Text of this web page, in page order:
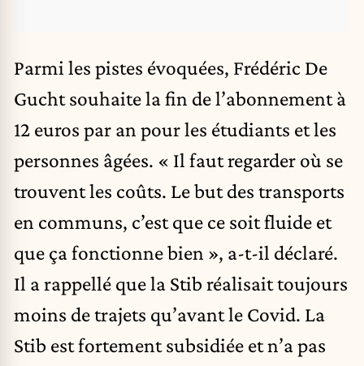
Parmi les pistes évoquées, Frédéric De
Gucht souhaite la fin de l’abonnement à
12 euros par an pour les étudiants et les
personnes âgées. « Il faut regarder où se
trouvent les coûts. Le but des transports
en communs, c’est que ce soit fluide et
que ça fonctionne bien », a-t-il déclaré.
Il a rappellé que la Stib réalisait toujours
moins de trajets qu’avant le Covid. La
Stib est fortement subsidiée et n’a pas